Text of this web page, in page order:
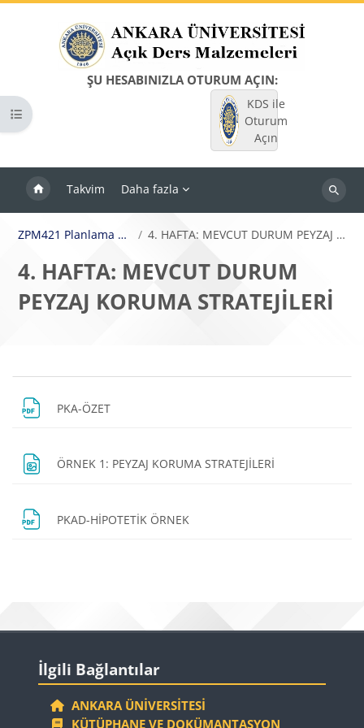
ŞU HESABINIZLA OTURUM AÇIN:
KDS ile
Oturum
Açın
Takvim Daha fazla
Dersleri
Kurs dizinini aç
ZPM421 Planlama Stüdyosu II (A) 4. HAFTA: MEVCUT DURUM PEYZAJ KORUMA STRATEJİLERİ
4. HAFTA: MEVCUT DURUM
PEYZAJ KORUMA STRATEJİLERİ
Bloklar
Bölüm anahatları
PKA-ÖZET
ÖRNEK 1: PEYZAJ KORUMA STRATEJİLERİ
PKAD-HİPOTETİK ÖRNEK
Bloklar
İlgili Bağlantılar
ANKARA ÜNIVERSITESI
KÜTÜPHANE VE DOKÜMANTASYON